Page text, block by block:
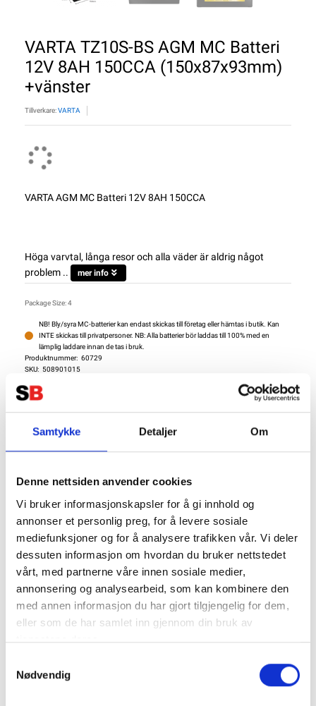
Samtykke Detaljer Om
Denne nettsiden anvender cookies
Vi bruker informasjonskapsler for å gi innhold og
annonser et personlig preg, for å levere sosiale
mediefunksjoner og for å analysere trafikken vår. Vi deler
dessuten informasjon om hvordan du bruker nettstedet
vårt, med partnerne våre innen sosiale medier,
annonsering og analysearbeid, som kan kombinere den
med annen informasjon du har gjort tilgjengelig for dem,
eller som de har samlet inn gjennom din bruk av
tjenestene deres.
Nødvendig
VARTA TZ10S-BS AGM MC Batteri
12V 8AH 150CCA (150x87x93mm)
+vänster
Tillverkare:VARTA
VARTA AGM MC Batteri 12V 8AH 150CCA
Höga varvtal, långa resor och alla väder är aldrig något
problem ..
mer info
Package Size: 4
NB! Bly/syra MC-batterier kan endast skickas till företag eller hämtas i butik. Kan
INTE skickas till privatpersoner. NB: Alla batterier bör laddas till 100% med en
lämplig laddare innan de tas i bruk.
Produktnummer: 60729
SKU: 508901015
Dela den här produkten
Beskrivning
Specifikation
VARTA AGM MC Batteri 12V 8AH 150CCA Höga varvtal,
långa resor och alla väder är aldrig något problem för de
robusta VARTA® Powersports AGM-batterierna. Det är en
produkt som är utformad för extrema förhållanden, så att
mer info